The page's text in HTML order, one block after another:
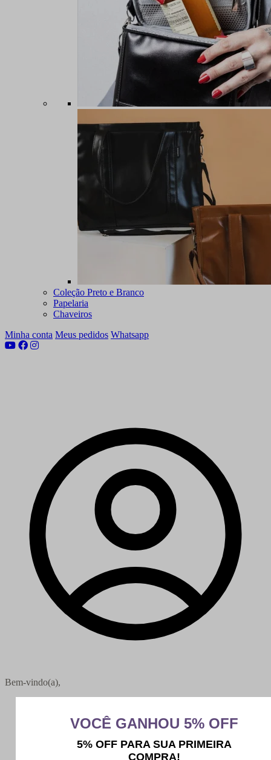
Coleção Preto e Branco
Papelaria
Chaveiros
Minha conta Meus pedidos Whatsapp
Bem-vindo(a),